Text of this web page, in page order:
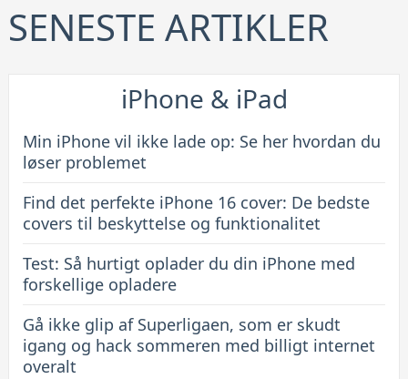
16
cover:
til
beskyttelse
funktionalitet
SENESTE ARTIKLER
iPhone & iPad
Min iPhone vil ikke lade op: Se her hvordan du
løser problemet
Find det perfekte iPhone 16 cover: De bedste
covers til beskyttelse og funktionalitet
Test: Så hurtigt oplader du din iPhone med
forskellige opladere
Gå ikke glip af Superligaen, som er skudt
igang og hack sommeren med billigt internet
overalt